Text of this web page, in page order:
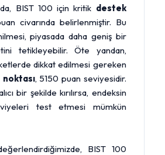
BIST 100 için kritik destek
civarında belirlenmiştir. Bu
piyasada daha geniş bir
tetikleyebilir. Öte yandan,
dikkat edilmesi gereken
, 5150 puan seviyesidir.
bir şekilde kırılırsa, endeksin
test etmesi mümkün
BIST 100